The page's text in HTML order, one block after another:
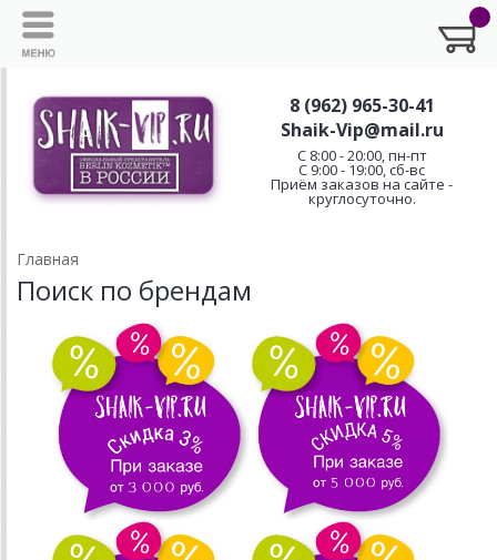
8 (962) 965-30-41
Shaik-Vip@mail.ru
C 8:00 - 20:00, пн-пт
С 9:00 - 19:00, сб-вс
Приём заказов на сайте -
круглосуточно.
Главная
Поиск по брендам